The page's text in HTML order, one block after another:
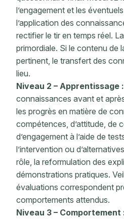
l’engagement et les
l’application des
rectifier le tir en temps réel.
primordiale. Si le contenu de
pertinent, le transfert des
lieu.
Niveau 2 – Apprentissage :
connaissances avant et
les progrès en matière de
compétences, d’attitude, de
d’engagement à l’aide de
l’intervention ou
rôle, la reformulation des
démonstrations pratiques.
évaluations correspondent
comportements attendus.
Niveau 3 – Comportement